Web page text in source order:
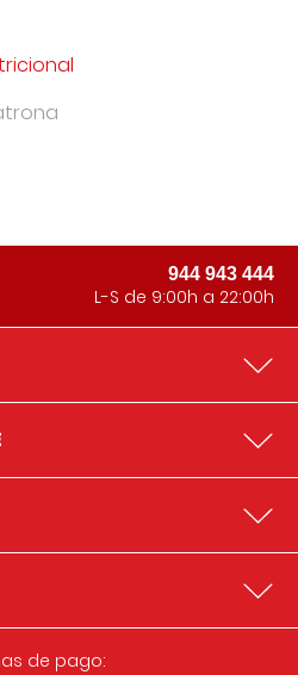
944 943 444
L-S de 9:00h a 22:00h
de pago: